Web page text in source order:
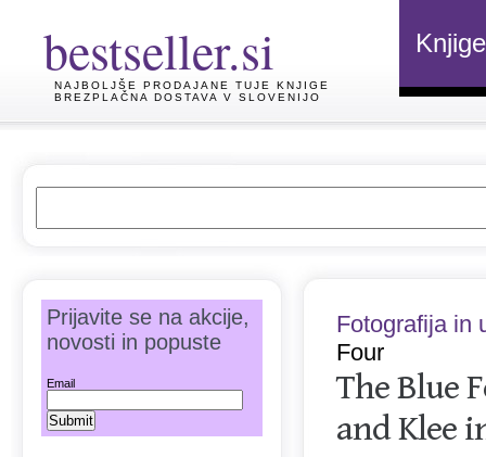
bestseller.si
NAJBOLJŠE PRODAJANE TUJE KNJIGE
BREZPLAČNA DOSTAVA V SLOVENIJO
Knjige
Fotografija in
Four
The Blue
and Klee
Prijavite se na akcije,
novosti in popuste
Email